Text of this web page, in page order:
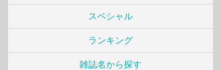
スペシャル
ランキング
雑誌名から探す